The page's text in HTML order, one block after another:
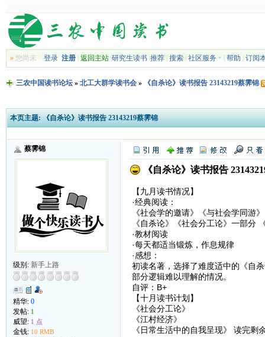
»您尚未 登录 注册| 返回主站| 研究生读书| 推荐| 搜索| 社区服务 帮助 订阅
三农中国读书论坛» 北工大群学读书会» 《自杀论》读书报告 23143219蔡霁锦
本页主题: 《自杀论》读书报告 23143219蔡霁锦
蔡霁锦
级别: 新手上路
精华: 0
发帖: 1
威望: 1 点
金钱: 10 RMB
《自杀论》读书报告
【九月读书情况】
·经典阅读：
《社会学的邀请》《与社会学同游》
《自杀论》《社会分工论》一部分
·教材阅读
·每天都适当锻炼，作息规律
·感想：
初读名著，选择了难度适中的《自
部分逻辑难以理解的情况。
自评：B+
【十月读书计划】
《社会分工论》
《江村经济》
《日常生活中的自我呈现》 读完剩